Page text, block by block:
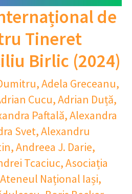
de
Tineret
Birlic (2024)
,Adela Greceanu,
Cucu,Adrian Duță,
Paftală,Alexandra
Svet,Alexandru
,Andreea J. Darie,
Tcaciuc,Asociația
Ateneul Național Iași,